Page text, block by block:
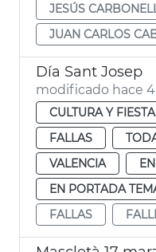
JESÚS
JUAN CARLOS
Día Sant Josep
modificado hace
CULTURA Y
FALLAS
VALENCIA
EN PORTADA
FALLAS